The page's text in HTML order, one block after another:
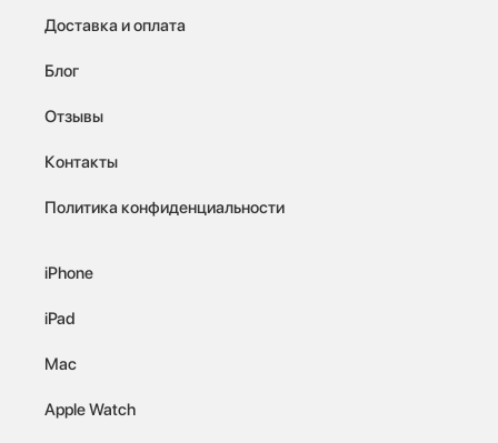
Доставка и оплата
Блог
Отзывы
Контакты
Политика конфиденциальности
iPhone
iPad
Mac
Apple Watch